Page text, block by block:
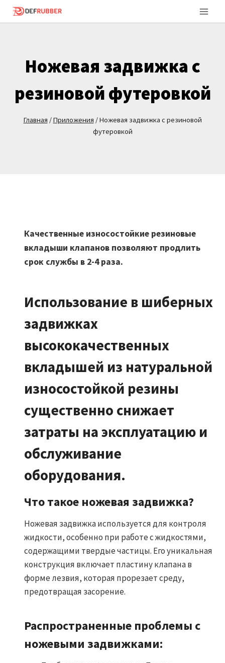
Перейти
Ножевая задвижка с
резиновой футеровкой
Главная /Приложения /Ножевая задвижка с резиновой
футеровкой
Качественные износостойкие резиновые
вкладыши клапанов позволяют продлить
срок службы в 2-4 раза.
Использование в шиберных
задвижках
высококачественных
вкладышей из натуральной
износостойкой резины
существенно снижает
затраты на эксплуатацию и
обслуживание
оборудования.
Что такое ножевая задвижка?
Ножевая задвижка используется для контроля
жидкости, особенно при работе с жидкостями,
содержащими твердые частицы. Его уникальная
конструкция включает пластину клапана в
форме лезвия, которая прорезает среду,
предотвращая засорение.
Распространенные проблемы с
ножевыми задвижками: